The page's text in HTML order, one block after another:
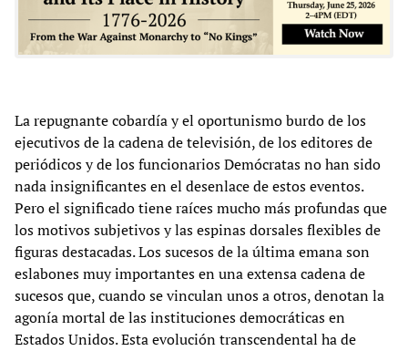
La repugnante cobardía y el oportunismo burdo de los
ejecutivos de la cadena de televisión, de los editores de
periódicos y de los funcionarios Demócratas no han sido
nada insignificantes en el desenlace de estos eventos.
Pero el significado tiene raíces mucho más profundas que
los motivos subjetivos y las espinas dorsales flexibles de
figuras destacadas. Los sucesos de la última emana son
eslabones muy importantes en una extensa cadena de
sucesos que, cuando se vinculan unos a otros, denotan la
agonía mortal de las instituciones democráticas en
Estados Unidos. Esta evolución transcendental ha de